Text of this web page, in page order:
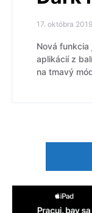
17. októbra 2019
Nová
aplikácií z
na tmavý